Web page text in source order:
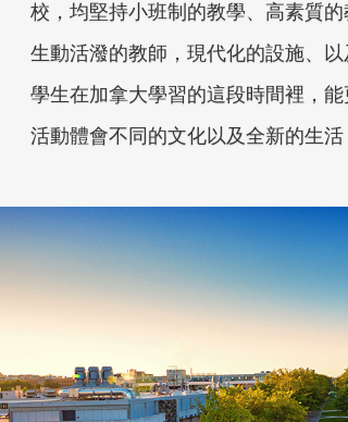
校，均堅持小班制的教學、高素質
生動活潑的教師，現代化的設施、
學生在加拿大學習的這段時間裡，
活動體會不同的文化以及全新的生活